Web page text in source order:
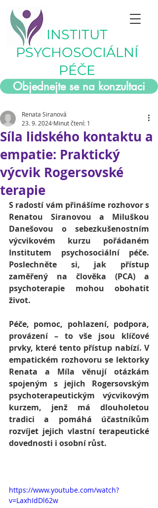
INSTITUT
PSYCHOSOCIÁLNÍ
PÉČE
Objednejte se na konzultaci
Síla lidského kontaktu a
empatie: Praktický
výcvik Rogersovské
terapie
Renata Siranová
23. 9. 2024 Minut čtení: 1
S radostí vám přinášíme rozhovor s
Renatou Siranovou a Miluškou
Danešovou o sebezkušenostním
výcvikovém kurzu pořádaném
Institutem psychosociální péče.
Poslechněte si, jak přístup
zaměřený na člověka (PCA) a
psychoterapie mohou obohatit
život.
Péče, pomoc, pohlazení, podpora,
provázení – to vše jsou klíčové
prvky, které tento přístup nabízí. V
empatickém rozhovoru se lektorky
Renata a Míla věnují otázkám
spojeným s jejich Rogersovským
psychoterapeutickým výcvikovým
kurzem, jenž má dlouholetou
tradici a pomáhá účastníkům
rozvíjet jejich vlastní terapeutické
dovednosti i osobní růst.
https://www.youtube.com/watch?
v=LaxhIdDl62w